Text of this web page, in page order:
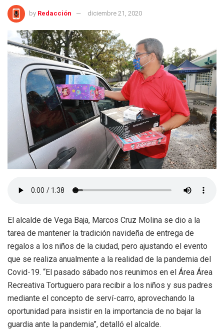
by Redacción diciembre 21, 2020
El alcalde de Vega Baja, Marcos Cruz Molina se dio a la
tarea de mantener la tradición navideña de entrega de
regalos a los niños de la ciudad, pero ajustando el evento
que se realiza anualmente a la realidad de la pandemia del
Covid-19. “El pasado sábado nos reunimos en el Área Área
Recreativa Tortuguero para recibir a los niños y sus padres
mediante el concepto de serví-carro, aprovechando la
oportunidad para insistir en la importancia de no bajar la
guardia ante la pandemia”, detalló el alcalde.